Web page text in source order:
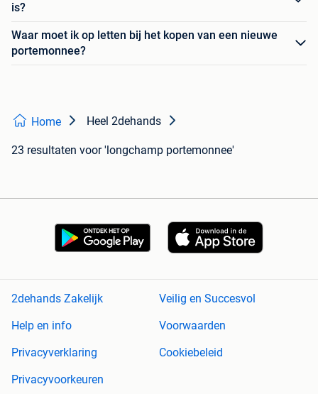
is?
Waar moet ik op letten bij het kopen van een nieuwe
portemonnee?
Home Heel 2dehands
23 resultaten voor 'longchamp portemonnee'
2dehands Zakelijk
Veilig en Succesvol
Help en info
Voorwaarden
Privacyverklaring
Cookiebeleid
Privacyvoorkeuren